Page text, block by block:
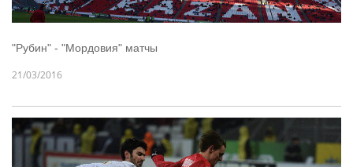
"Рубин" - "Мордовия" матчы
21/03/2016